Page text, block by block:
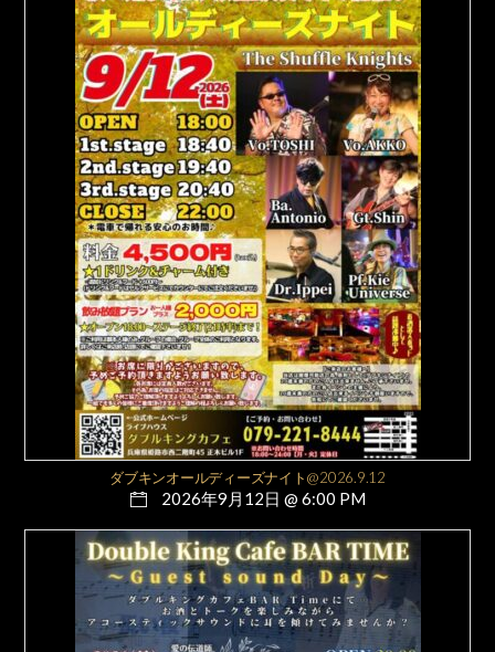
ダブキンオールディーズナイト@2026.9.12
2026年9月12日 @ 6:00 PM